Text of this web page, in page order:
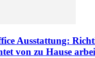
Ausstattung:
von zu Hause